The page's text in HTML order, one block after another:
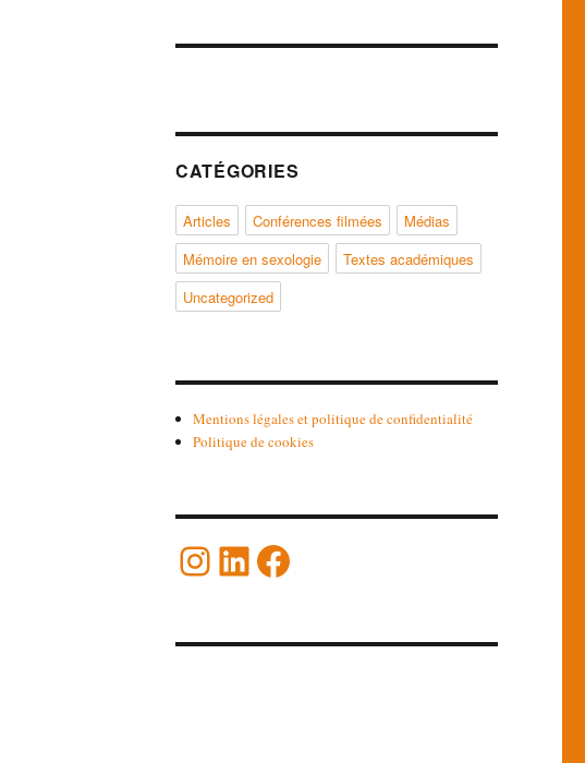
CATÉGORIES
Articles Conférences filmées
Médias
Mémoire en sexologie
Textes académiques
Uncategorized
Mentions légales et politique de confidentialité
Politique de cookies
Instagram
LinkedIn
Facebook